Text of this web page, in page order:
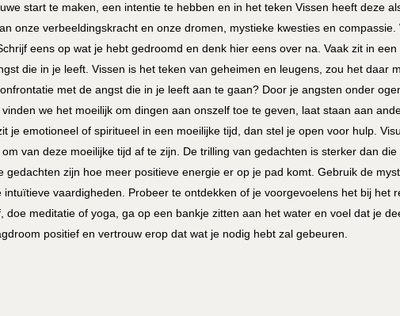
start te maken, een intentie te hebben en in het teken Vissen heeft deze
onze verbeeldingskracht en onze dromen, mystieke kwesties en
eens op wat je hebt gedroomd en denk hier eens over na. Vaak zit in
die in je leeft. Vissen is het teken van geheimen en leugens, zou het daar
met de angst die in je leeft aan te gaan? Door je angsten onder
we het moeilijk om dingen aan onszelf toe te geven, laat staan aan
je emotioneel of spiritueel in een moeilijke tijd, dan stel je open voor hulp.
om van deze moeilijke tijd af te zijn. De trilling van gedachten is sterker dan
gedachten zijn hoe meer positieve energie er op je pad komt. Gebruik de
intuïtieve vaardigheden. Probeer te ontdekken of je voorgevoelens het bij het
doe meditatie of yoga, ga op een bankje zitten aan het water en voel dat je
positief en vertrouw erop dat wat je nodig hebt zal gebeuren.